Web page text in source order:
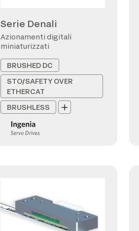
Serie Denali
Azionamenti digitali
miniaturizzati
BRUSHED DC
STO/SAFETY OVER
ETHERCAT
BRUSHLESS